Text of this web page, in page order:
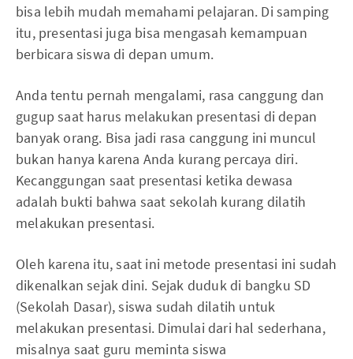
bisa lebih mudah memahami pelajaran. Di samping
itu, presentasi juga bisa mengasah kemampuan
berbicara siswa di depan umum.
Anda tentu pernah mengalami, rasa canggung dan
gugup saat harus melakukan presentasi di depan
banyak orang. Bisa jadi rasa canggung ini muncul
bukan hanya karena Anda kurang percaya diri.
Kecanggungan saat presentasi ketika dewasa
adalah bukti bahwa saat sekolah kurang dilatih
melakukan presentasi.
Oleh karena itu, saat ini metode presentasi ini sudah
dikenalkan sejak dini. Sejak duduk di bangku SD
(Sekolah Dasar), siswa sudah dilatih untuk
melakukan presentasi. Dimulai dari hal sederhana,
misalnya saat guru meminta siswa